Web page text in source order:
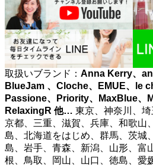
取扱いブランド： Anna Kerry、
BlueJam 、Cloche、EMUE、le
Passione、Priority、MaxBlue、
RelaxingR 他… 東京、神奈川、埼
京都、三重、滋賀、兵庫、和歌山
島、北海道をはじめ、群馬、茨城
島、岩手、青森、新潟、山形、富
根、鳥取、岡山、山口、徳島、愛